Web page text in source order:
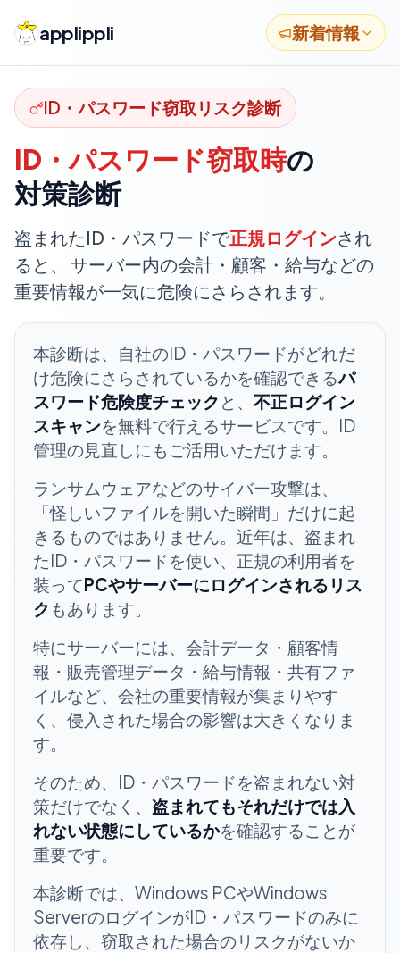
applippli 新着情報
ID・パスワード窃取リスク診断
ID・パスワード窃取時の
対策診断
盗まれたID・パスワードで正規ログインされ
ると、 サーバー内の会計・顧客・給与などの
重要情報が一気に危険にさらされます。
本診断は、自社のID・パスワードがどれだ
け危険にさらされているかを確認できるパ
スワード危険度チェック と、 不正ログイン
スキャンを無料で行えるサービスです。ID
管理の見直しにもご活用いただけます。
ランサムウェアなどのサイバー攻撃は、
「怪しいファイルを開いた瞬間」だけに起
きるものではありません。近年は、盗まれ
たID・パスワードを使い、正規の利用者を
装ってPCやサーバーにログインされるリス
ク もあります。
特にサーバーには、会計データ・顧客情
報・販売管理データ・給与情報・共有ファ
イルなど、会社の重要情報が集まりやす
く、侵入された場合の影響は大きくなりま
す。
そのため、ID・パスワードを盗まれない対
策だけでなく、 盗まれてもそれだけでは入
れない状態にしているかを確認することが
重要です。
本診断では、Windows PCやWindows
ServerのログインがID・パスワードのみに
依存し、窃取された場合のリスクがないか